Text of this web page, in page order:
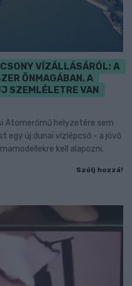
VÍZÁLLÁSÁRÓL: A
ÖNMAGÁBAN, A
SZEMLÉLETRE VAN
Atomerőmű helyzetére sem
egy új dunai vízlépcső - a jövő
kell alapozni.
Szólj hozzá!